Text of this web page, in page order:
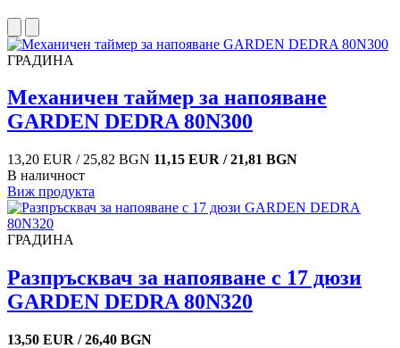
ГРАДИНА
Механичен таймер за напояване
GARDEN DEDRA 80N300
13,20 EUR / 25,82 BGN 11,15 EUR / 21,81 BGN
В наличност
Виж продукта
ГРАДИНА
Разпръсквач за напояване с 17 дюзи
GARDEN DEDRA 80N320
13,50 EUR / 26,40 BGN